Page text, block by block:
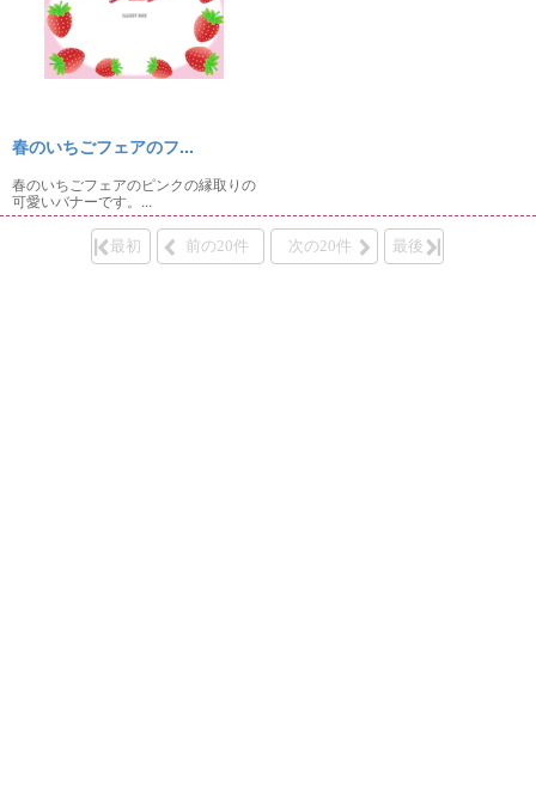
春のいちごフェアのフ...
春のいちごフェアのピンクの縁取りの
可愛いバナーです。...
最初 前の20件 次の20件 最後